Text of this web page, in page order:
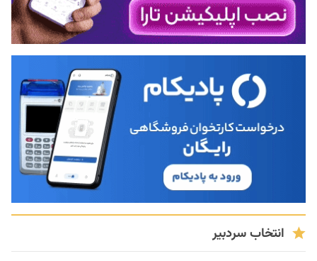
انتخاب سردبیر